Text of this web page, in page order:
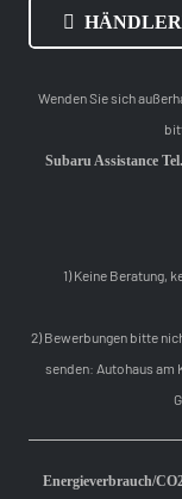
Wenden Sie sich
Subaru Assistance
1) Keine Beratung,
2) Bewerbungen bitte
senden: Autohaus am
Energieverbrauch/